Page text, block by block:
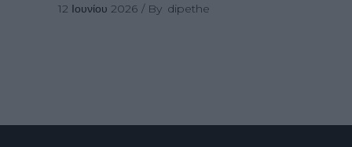
12 Ιουνίου 2026 By dipethe